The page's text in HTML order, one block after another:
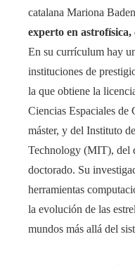
catalana Mariona
experto en
En su currículum hay
instituciones de
la que obtiene la
Ciencias Espaciales de
máster, y del Instituto
Technology (MIT), del
doctorado. Su
herramientas
la evolución de las
mundos más allá del